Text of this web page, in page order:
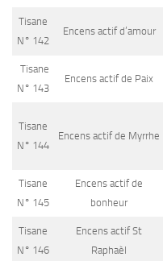
Tisane
N° 142
Encens actif d’amour
Tisane
N° 143
Encens actif de Paix
Tisane
N° 144
Encens actif de Myrrhe
Tisane
N° 145
Encens actif de
bonheur
Tisane
N° 146
Encens actif St
Raphaèl